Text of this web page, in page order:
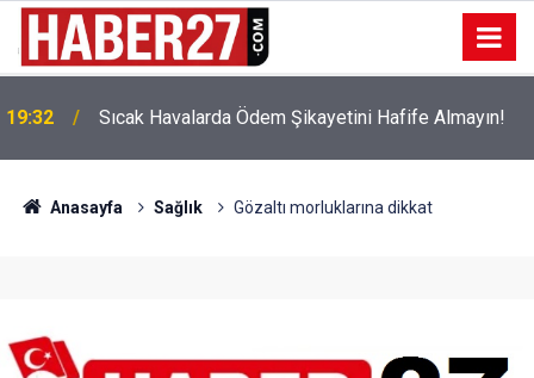
19:32 Sıcak Havalarda Ödem Şikayetini Hafife Almayın!
Anasayfa Sağlık Gözaltı morluklarına dikkat